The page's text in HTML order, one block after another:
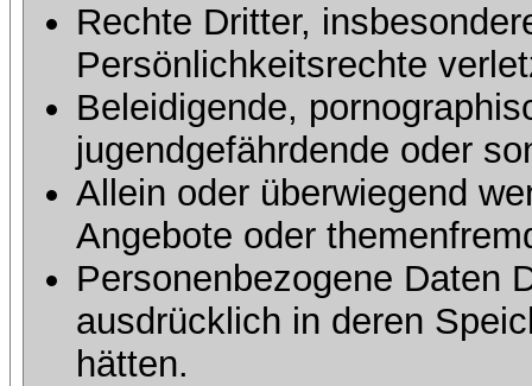
Rechte Dritter,
Persönlichkeitsrechte
Beleidigende,
jugendgefährdende oder
Allein oder überwiegend
Angebote oder
Personenbezogene Daten
ausdrücklich in deren
hätten.